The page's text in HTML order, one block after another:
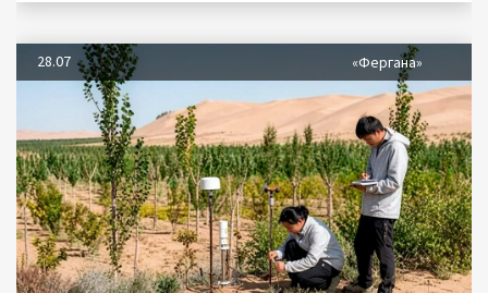
28.07 «Фергана»